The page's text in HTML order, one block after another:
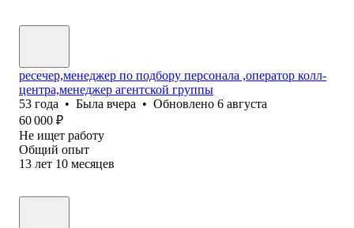
ресечер,менеджер по подбору персонала ,оператор колл-
центра,менеджер агентской группы
53 года • Была вчера • Обновлено 6 августа
60 000 ₽
Не ищет работу
Общий опыт
13 лет 10 месяцев